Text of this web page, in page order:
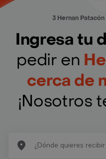
3 Hernan
Ingresa tu
pedir en
cerca de
¡Nosotros